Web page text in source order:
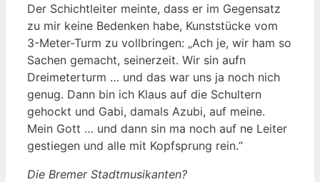
Der Schichtleiter meinte, dass er im Gegensatz
zu mir keine Bedenken habe, Kunststücke vom
3-Meter-Turm zu vollbringen: „Ach je, wir ham so
Sachen gemacht, seinerzeit. Wir sin aufn
Dreimeterturm … und das war uns ja noch nich
genug. Dann bin ich Klaus auf die Schultern
gehockt und Gabi, damals Azubi, auf meine.
Mein Gott … und dann sin ma noch auf ne Leiter
gestiegen und alle mit Kopfsprung rein.“
Die Bremer Stadtmusikanten?